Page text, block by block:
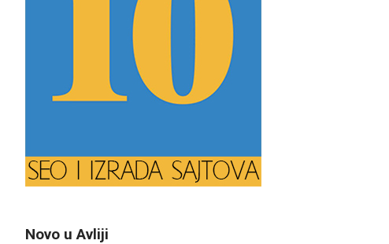
Novo u Avliji